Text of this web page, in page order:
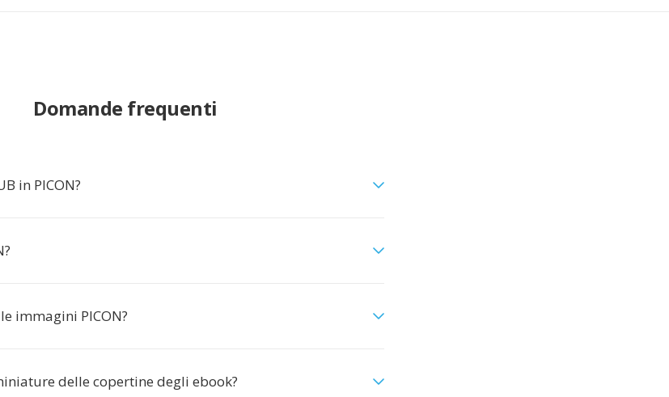
Domande frequenti
in PICON?
immagini PICON?
delle copertine degli ebook?